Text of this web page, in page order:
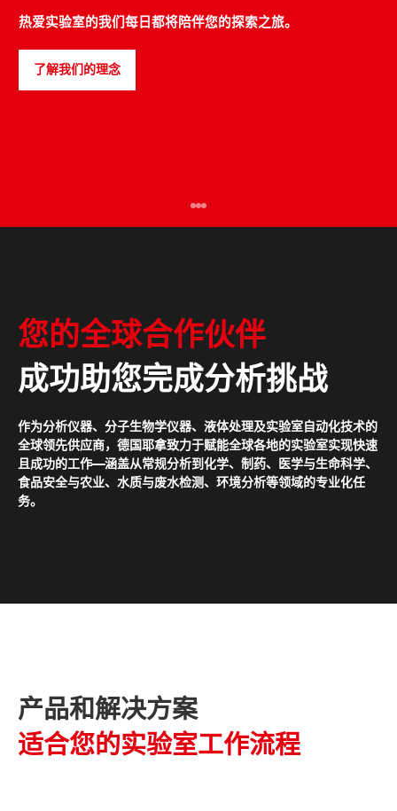
热爱实验室的我们每日都将陪伴您的探索之旅。
了解我们的理念
PULSEspencer
您的全球合作伙伴
成功助您完成分析挑战
作为分析仪器、分子生物学仪器、液体处理及实验室自动化技术的
全球领先供应商，德国耶拿致力于赋能全球各地的实验室实现快速
且成功的工作——涵盖从常规分析到化学、制药、医学与生命科学、
食品安全与农业、水质与废水检测、环境分析等领域的专业化任
务。
产品和解决方案
适合您的实验室工作流程